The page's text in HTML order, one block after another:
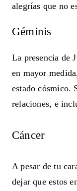
alegrías que no
Géminis
La presencia de
en mayor
estado cósmico.
relaciones, e
Cáncer
A pesar de tu
dejar que estos